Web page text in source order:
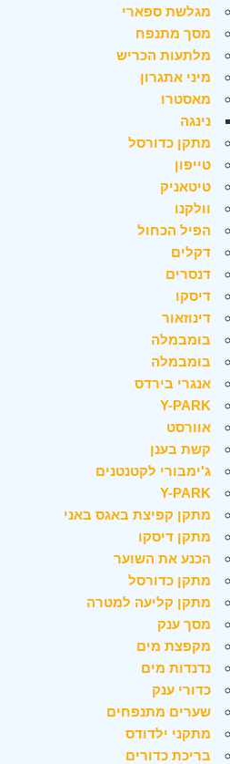
מגלשת ספארי
מסך מתנפח
מלתעות הכריש
מיני אתגרון
מאסטרו
נינגה
מתקן כדורסל
טייפון
טיטאניק
וולקנו
הפיל הכחול
דקלים
דנסרים
דיסקו
דינוזאור
בומבמלה
בומבמלה
אנגרי בירדס
Y-PARK
אוורסט
קשת בענן
ג'ימבורי לקטנטנים
Y-PARK
מתקן קפיצת באגס באני
מתקן דיסקו
הכנע את השוער
מתקן כדורסל
מתקן קליעה למטרה
מסך ענק
מקפצת מים
נדנדות מים
כדורי ענק
שערים מתנפחים
מתקני ילדודס
בריכת כדורים